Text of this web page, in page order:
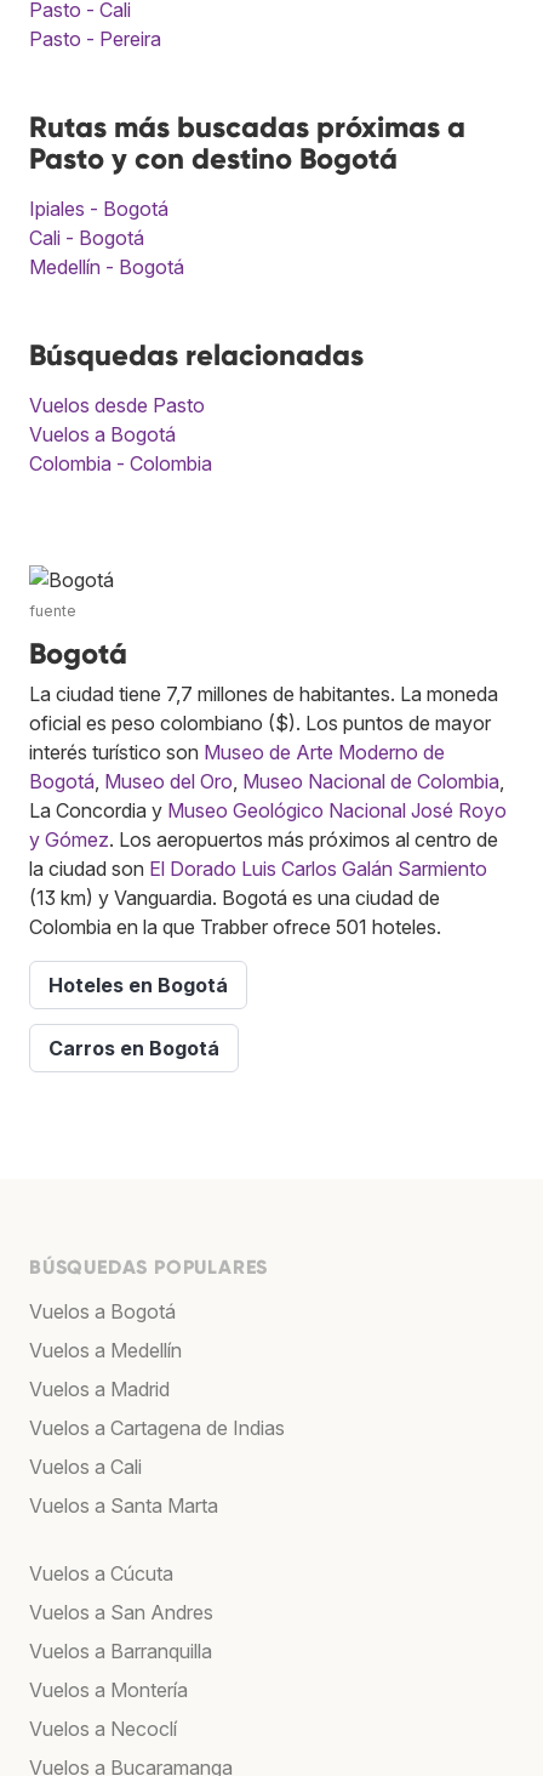
Pasto - Cali
Pasto - Pereira
Rutas más buscadas próximas a
Pasto y con destino Bogotá
Ipiales - Bogotá
Cali - Bogotá
Medellín - Bogotá
Búsquedas relacionadas
Vuelos desde Pasto
Vuelos a Bogotá
Colombia - Colombia
fuente
Bogotá
La ciudad tiene 7,7 millones de habitantes. La moneda
oficial es peso colombiano ($). Los puntos de mayor
interés turístico son Museo de Arte Moderno de
Bogotá Museo del Oro Museo Nacional de Colombia
La Concordia y Museo Geológico Nacional José Royo
y Gómez. Los aeropuertos más próximos al centro de
la ciudad son El Dorado Luis Carlos Galán Sarmiento
(13 km) y Vanguardia. Bogotá es una ciudad de
Colombia en la que Trabber ofrece 501 hoteles.
Hoteles en Bogotá
Carros en Bogotá
BÚSQUEDAS POPULARES
Vuelos a Bogotá
Vuelos a Medellín
Vuelos a Madrid
Vuelos a Cartagena de Indias
Vuelos a Cali
Vuelos a Santa Marta
Vuelos a Cúcuta
Vuelos a San Andres
Vuelos a Barranquilla
Vuelos a Montería
Vuelos a Necoclí
Vuelos a Bucaramanga